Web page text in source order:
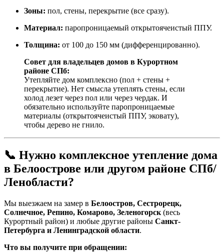
Зоны: пол, стены, перекрытие (все сразу).
Материал: паропроницаемый открытоячеистый ППУ.
Толщина: от 100 до 150 мм (дифференцированно).
Совет для владельцев домов в Курортном
районе СПб:
Утепляйте дом комплексно (пол + стены +
перекрытие). Нет смысла утеплять стены, если
холод лезет через пол или через чердак. И
обязательно используйте паропроницаемые
материалы (открытоячеистый ППУ, эковату),
чтобы дерево не гнило.
📞 Нужно комплексное утепление дома
в Белоострове или другом районе СПб/
Ленобласти?
Мы выезжаем на замер в Белоостров, Сестрорецк,
Солнечное, Репино, Комарово, Зеленогорск (весь
Курортный район) и любые другие районы Санкт-
Петербурга и Ленинградской области.
Что вы получите при обращении: